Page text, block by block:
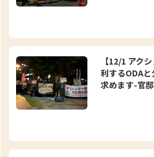
【12/1 アク
利するODA
求めます-官